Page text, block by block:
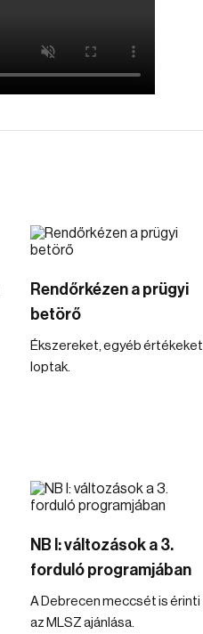
Rendőrkézen a prügyi
betörő
Ékszereket, egyéb értékeket
loptak.
NB I: változások a 3.
forduló programjában
A Debrecen meccsét is érinti
az MLSZ ajánlása.